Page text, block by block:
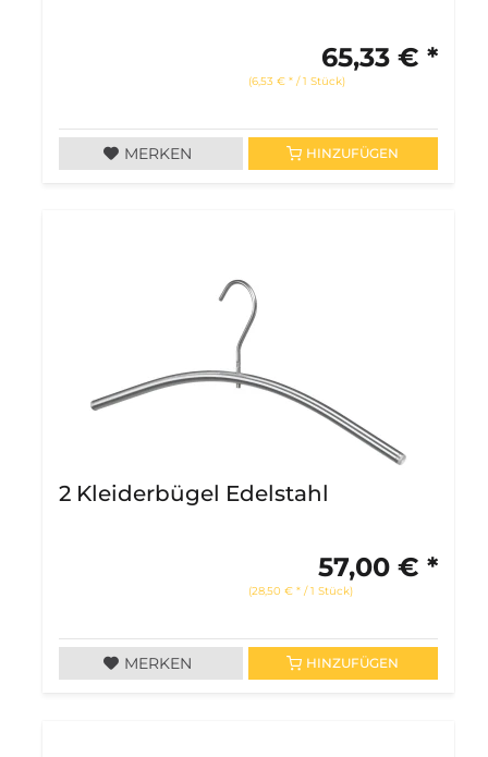
65,33 € *
(6,53 € * / 1 Stück)
MERKEN HINZUFÜGEN
2 Kleiderbügel Edelstahl
57,00 € *
(28,50 € * / 1 Stück)
MERKEN HINZUFÜGEN